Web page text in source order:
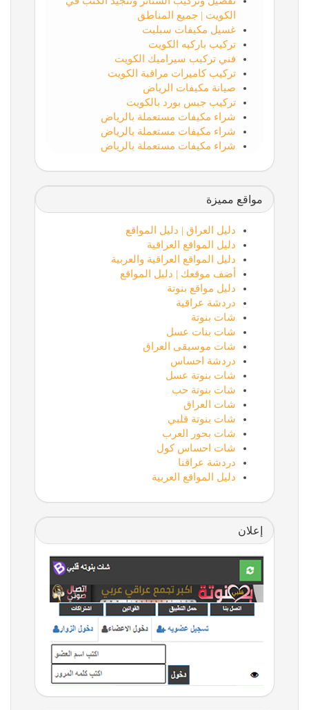
الكويت | جميع المناطق
غسيل مكيفات سبليت
تركيب باركيه الكويت
فني تركيب سيراميك الكويت
تركيب كاميرات مراقبة الكويت
صيانة مكيفات الرياض
تركيب جبس بورد بالكويت
شراء مكيفات مستعملة بالرياض
شراء مكيفات مستعملة بالرياض
شراء مكيفات مستعملة بالرياض
مواقع مميزة
دليل العراق | دليل المواقع
دليل المواقع العراقية
دليل المواقع العراقية والعربية
أضف موقعك | دليل المواقع
دليل مواقع بنوتة
دردشة عراقية
شات بنوتة
شات بنات عسل
شات موسيقى العراق
دردشة احساس
شات بنوتة عسل
شات بنوتة حب
شات العراق
شات بنوتة قلبي
شات بحور العرب
شات احساس كول
دردشة عراقنا
دليل المواقع العربية
إعلان